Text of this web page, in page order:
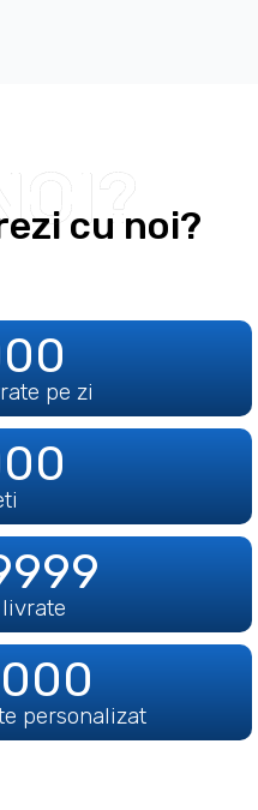
cu noi?
pe zi
personalizat